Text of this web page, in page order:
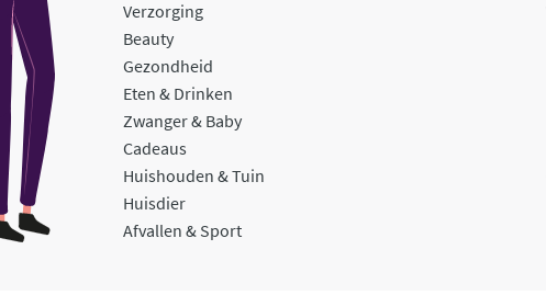
Verzorging
Beauty
Gezondheid
Eten & Drinken
Zwanger & Baby
Cadeaus
Huishouden & Tuin
Huisdier
Afvallen & Sport